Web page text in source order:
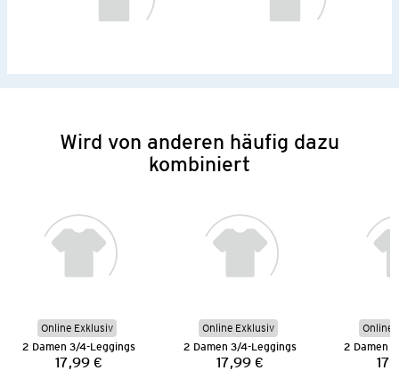
Wird von anderen häufig dazu
kombiniert
Online Exklusiv
2 Damen 3/4-Leggings
Preis:
17,99 €
Online Exklusiv
2 Damen 3/4-Leggings
Preis:
17,99 €
Online
2 Damen